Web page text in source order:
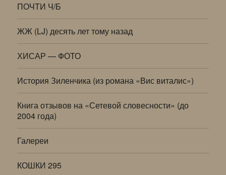
ПОЧТИ Ч/Б
ЖЖ (LJ) десять лет тому назад
ХИСАР — ФОТО
История Зиленчика (из романа «Вис виталис»)
Книга отзывов на «Сетевой словесности» (до
2004 года)
Галереи
КОШКИ 295